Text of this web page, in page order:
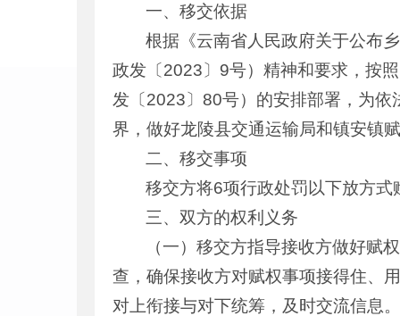
一、移交依据
根据《云南省人民政府关于公布
政发〔2023〕9号）精神和要求，按
发〔2023〕80号）的安排部署，为
界，做好龙陵县交通运输局和镇安镇
二、移交事项
移交方将6项行政处罚以下放方
三、双方的权利义务
（一）移交方指导接收方做好赋
查，确保接收方对赋权事项接得住、
对上衔接与对下统筹，及时交流信息。